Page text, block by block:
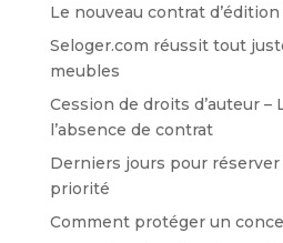
Le nouveau contrat d’édition
Seloger.com réussit tout
meubles
Cession de droits d’auteur –
l’absence de contrat
Derniers jours pour réserver
priorité
Comment protéger un